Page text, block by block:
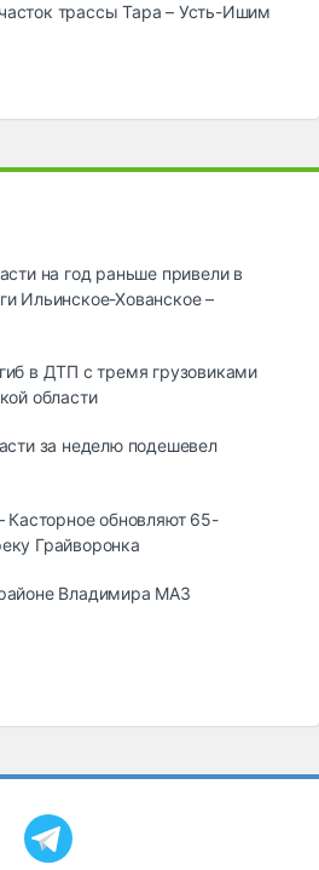
трассы Тара – Усть-Ишим
на год раньше привели в
Ильинское-Хованское –
в ДТП с тремя грузовиками
области
за неделю подешевел
Касторное обновляют 65-
Грайворонка
Владимира МАЗ